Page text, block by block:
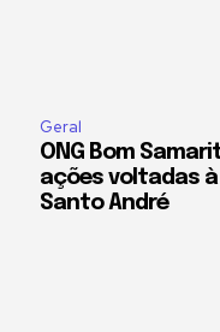
Geral
ONG Bom
ações voltadas
Santo André